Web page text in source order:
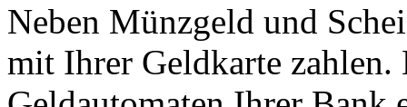
Neben Münzgeld und
mit Ihrer Geldkarte zahlen.